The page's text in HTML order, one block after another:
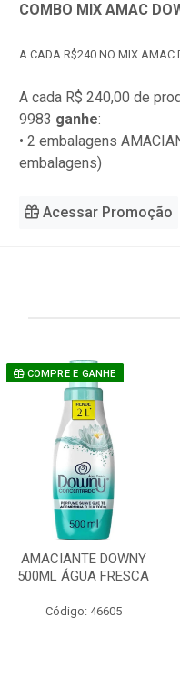
COMBO MIX AMAC
A CADA R$240 NO MIX AMAC
A cada R$ 240,00 de
9983 ganhe:
• 2 embalagens
embalagens)
Acessar Promoção
COMPRE E GANHE
AMACIANTE DOWNY
500ML ÁGUA FRESCA
Código: 46605